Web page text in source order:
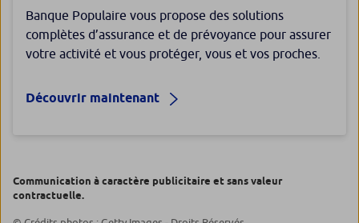
Banque Populaire vous propose des solutions
complètes d’assurance et de prévoyance pour assurer
votre activité et vous protéger, vous et vos proches.
Découvrir maintenant
Communication à caractère publicitaire et sans valeur
contractuelle.